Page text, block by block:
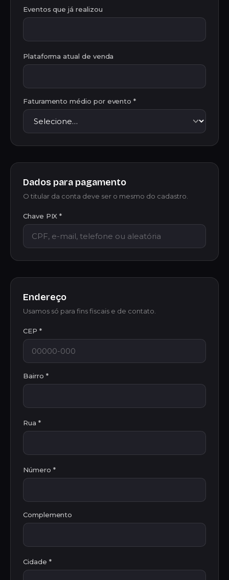
Eventos que já realizou
Plataforma atual de venda
Faturamento médio por evento *
Dados para pagamento
O titular da conta deve ser o mesmo do cadastro.
Chave PIX *
Endereço
Usamos só para fins fiscais e de contato.
CEP *
Bairro *
Rua *
Número *
Complemento
Cidade *